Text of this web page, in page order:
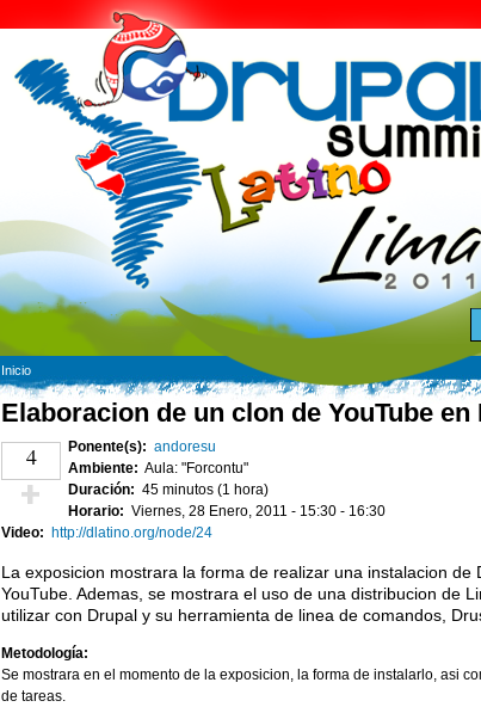
Inicio
Elaboracion de un clon de YouTube
4
¡Vota positivo!
Ponente(s): andoresu
Ambiente: Aula: "Forcontu"
Duración: 45 minutos (1 hora)
Horario: Viernes, 28 Enero, 2011 - 15:30 - 16:30
Video: http://dlatino.org/node/24
La exposicion mostrara la forma de realizar una instalacion
YouTube. Ademas, se mostrara el uso de una distribucion de
utilizar con Drupal y su herramienta de linea de comandos,
Metodología:
Se mostrara en el momento de la exposicion, la forma de instalarlo, asi
de tareas.